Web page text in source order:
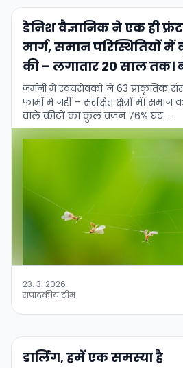
डेनिश वैज्ञानिक ने एक ही
मार्ग, समान परिस्थितियों में
की – लगातार 20 साल तक।
जर्मनी में स्वयंसेवकों ने 63 प्राकृतिक
फार्मों में नहीं – संरक्षित क्षेत्रों में। समान
वाले कीटों का कुल वजन 76% घट …
23. 3. 2026
संपादकीय टीम
डार्लिंग, हमें एक समस्या है